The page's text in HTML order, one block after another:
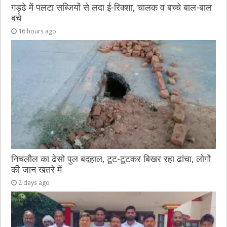
गड्ढे में पलटा सब्जियों से लदा ई-रिक्शा, चालक व बच्चे बाल-बाल
बचे
16 hours ago
निचलौल का ढेसो पुल बदहाल, टूट-टूटकर बिखर रहा ढांचा, लोगों
की जान खतरे में
2 days ago